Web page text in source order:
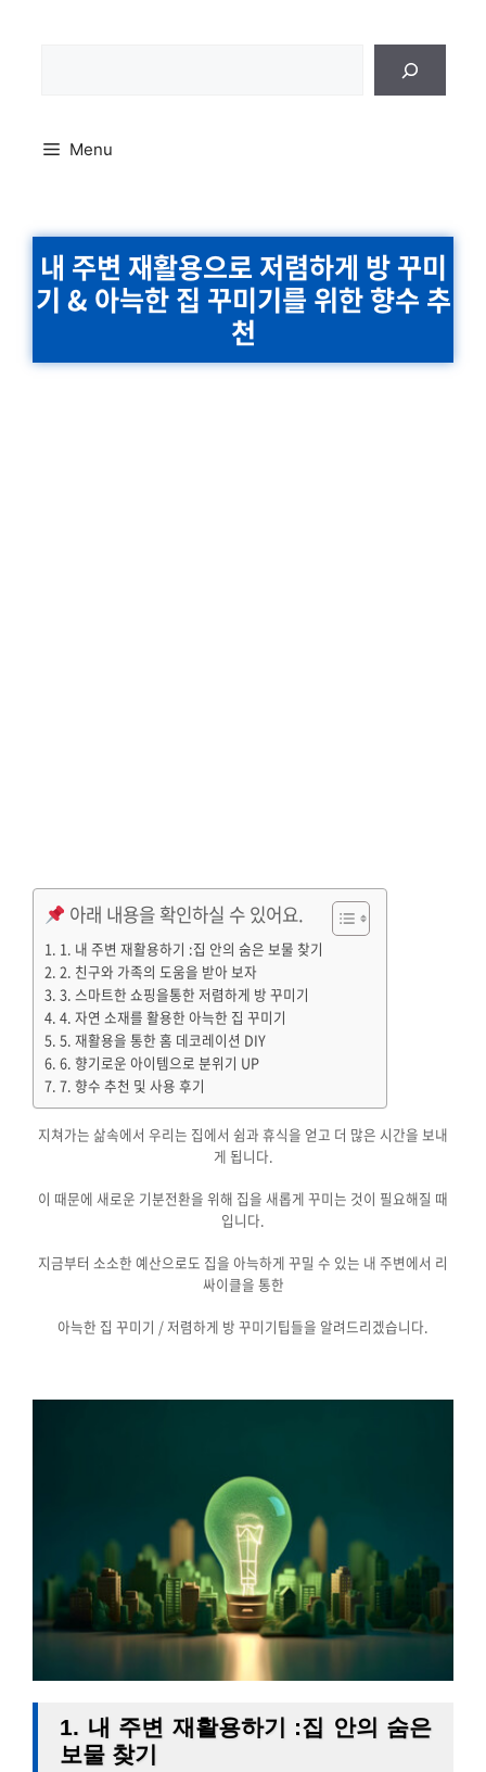
Menu
내 주변 재활용으로 저렴하게 방 꾸미
기 & 아늑한 집 꾸미기를 위한 향수 추
천
아래 내용을 확인하실 수 있어요.
1. 내 주변 재활용하기 :집 안의 숨은 보물 찾기
2. 친구와 가족의 도움을 받아 보자
3. 스마트한 쇼핑을통한 저렴하게 방 꾸미기
4. 자연 소재를 활용한 아늑한 집 꾸미기
5. 재활용을 통한 홈 데코레이션 DIY
6. 향기로운 아이템으로 분위기 UP
7. 향수 추천 및 사용 후기
지쳐가는 삶속에서 우리는 집에서 쉼과 휴식을 얻고 더 많은 시간을 보내
게 됩니다.
이 때문에 새로운 기분전환을 위해 집을 새롭게 꾸미는 것이 필요해질 때
입니다.
지금부터 소소한 예산으로도 집을 아늑하게 꾸밀 수 있는 내 주변에서 리
싸이클을 통한
아늑한 집 꾸미기 / 저렴하게 방 꾸미기팁들을 알려드리겠습니다.
1. 내 주변 재활용하기 :집 안의 숨은
보물 찾기